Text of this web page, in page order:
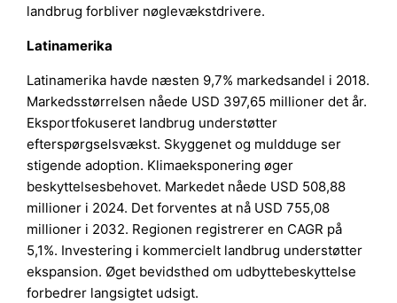
landbrug forbliver nøglevækstdrivere.
Latinamerika
Latinamerika havde næsten 9,7% markedsandel i 2018.
Markedsstørrelsen nåede USD 397,65 millioner det år.
Eksportfokuseret landbrug understøtter
efterspørgselsvækst. Skyggenet og muldduge ser
stigende adoption. Klimaeksponering øger
beskyttelsesbehovet. Markedet nåede USD 508,88
millioner i 2024. Det forventes at nå USD 755,08
millioner i 2032. Regionen registrerer en CAGR på
5,1%. Investering i kommercielt landbrug understøtter
ekspansion. Øget bevidsthed om udbyttebeskyttelse
forbedrer langsigtet udsigt.